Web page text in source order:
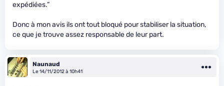
expédiées.”
Donc à mon avis ils ont tout bloqué pour stabiliser la situation,
ce que je trouve assez responsable de leur part.
Naunaud
Le 14/11/2012 à 10h41